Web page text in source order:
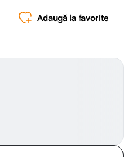
Adaugă la favorite